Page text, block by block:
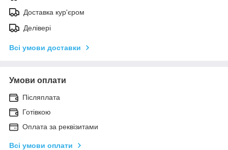
Доставка кур'єром
Делівері
Всі умови доставки
Умови оплати
Післяплата
Готівкою
Оплата за реквізитами
Всі умови оплати